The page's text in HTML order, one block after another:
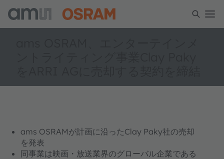
ams OSRAMが計画に沿ったClay Paky社の売却
を発表
同事業は映画・放送業界のグローバル企業である